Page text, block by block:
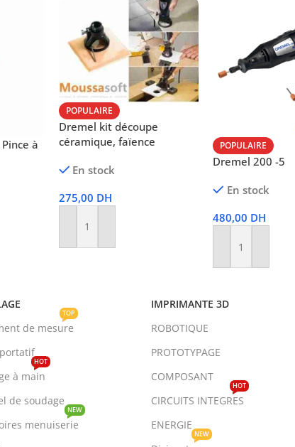
à
POPULAIRE
Dremel kit découpe
céramique, faïence
En stock
275,00 DH
Ajouter Au Panier
POPULAIRE
Dremel 200 -5
En stock
480,00 DH
Ajouter Au Panier
de mesure
TOP
à main
HOT
de soudage
menuiserie
NEW
IMPRIMANTE 3D
ROBOTIQUE
PROTOTYPAGE
COMPOSANT
CIRCUITS INTEGRES
HOT
ENERGIE
NEW